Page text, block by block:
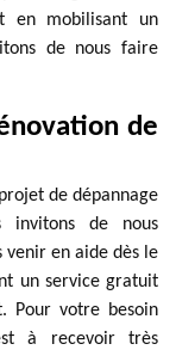
en mobilisant un
de nous faire
de
de dépannage
invitons de nous
venir en aide dès le
un service gratuit
Pour votre besoin
à recevoir très